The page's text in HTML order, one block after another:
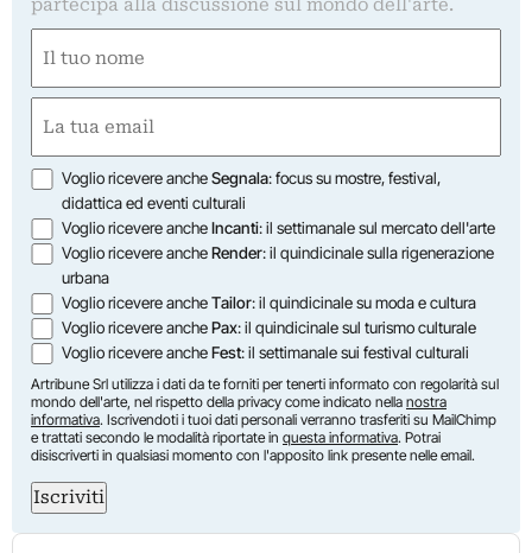
partecipa alla discussione sul mondo dell'arte.
(Required)
First
(Required)
Opzioni
Voglio ricevere ancheSegnala: focus su mostre, festival,
didattica ed eventi culturali
Voglio ricevere ancheIncanti: il settimanale sul mercato dell'arte
Voglio ricevere ancheRender: il quindicinale sulla rigenerazione
urbana
Voglio ricevere ancheTailor: il quindicinale su moda e cultura
Voglio ricevere anchePax: il quindicinale sul turismo culturale
Voglio ricevere ancheFest: il settimanale sui festival culturali
Artribune Srl utilizza i dati da te forniti per tenerti informato con regolarità sul
mondo dell'arte, nel rispetto della privacy come indicato nella nostra
informativa. Iscrivendoti i tuoi dati personali verranno trasferiti su MailChimp
e trattati secondo le modalità riportate in questa informativa. Potrai
disiscriverti in qualsiasi momento con l'apposito link presente nelle email.
Iscriviti